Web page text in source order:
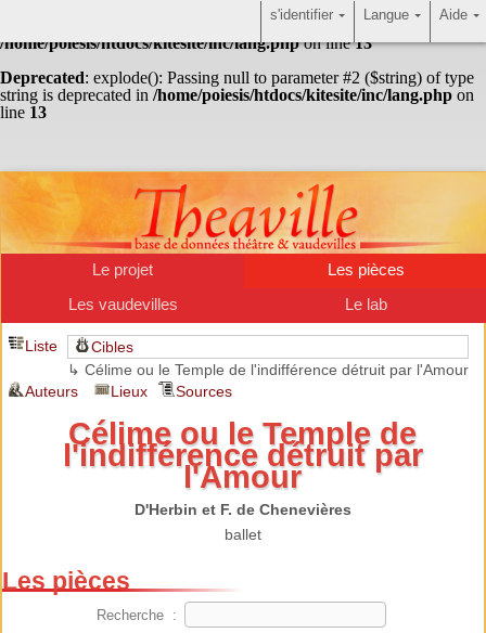
: Undefined array key "HTTP_ACCEPT_LANGUAGE" in
/home/poiesis/htdocs/kitesite/inc/lang.phpon line13
Deprecated: explode(): Passing null to parameter #2 ($string) of type
string is deprecated in /home/poiesis/htdocs/kitesite/inc/lang.php on
line 13
Le projet
Les pièces
Les vaudevilles
Le lab
Liste
Cibles
↳ Célime ou le Temple de l'indifférence détruit par l'Amour
Auteurs
Lieux Sources
Célime ou le Temple de
l'indifférence détruit par
l'Amour
D'Herbin et F. de Chenevières
ballet
Les pièces
Recherche :
Aide
Langue
s'identifier